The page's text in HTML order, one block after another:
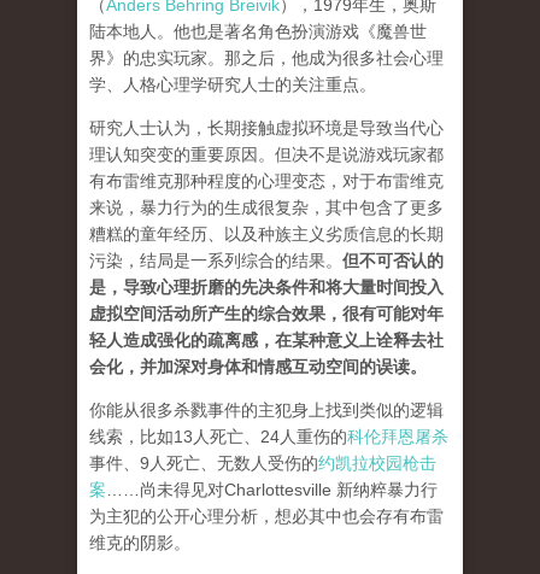
（Anders Behring Breivik），1979年生，奥斯
陆本地人。他也是著名角色扮演游戏《魔兽世
界》的忠实玩家。那之后，他成为很多社会心理
学、人格心理学研究人士的关注重点。
研究人士认为，长期接触虚拟环境是导致当代心
理认知突变的重要原因。但决不是说游戏玩家都
有布雷维克那种程度的心理变态，对于布雷维克
来说，暴力行为的生成很复杂，其中包含了更多
糟糕的童年经历、以及种族主义劣质信息的长期
污染，结局是一系列综合的结果。 但不可否认的
是，导致心理折磨的先决条件和将大量时间投入
虚拟空间活动所产生的综合效果，很有可能对年
轻人造成强化的疏离感，在某种意义上诠释去社
会化，并加深对身体和情感互动空间的误读。
你能从很多杀戮事件的主犯身上找到类似的逻辑
线索，比如13人死亡、24人重伤的科伦拜恩屠杀
事件、9人死亡、无数人受伤的约凯拉校园枪击
案 ……尚未得见对Charlottesville 新纳粹暴力行
为主犯的公开心理分析，想必其中也会存有布雷
维克的阴影。